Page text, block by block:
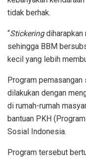
tidak berhak.
“Stickeringdiharapkan
sehingga BBM
kecil yang lebih
Program
dilakukan dengan
di rumah-rumah
bantuan PKH
Sosial Indonesia.
Program tersebut